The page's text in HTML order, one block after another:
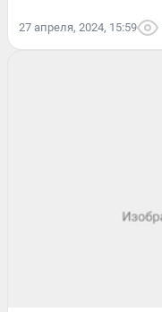
27 апреля, 2024, 15:59